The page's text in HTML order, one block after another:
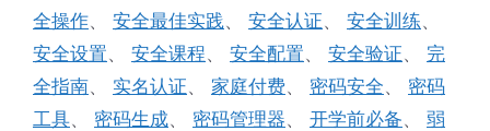
全操作、 安全最佳实践、 安全认证、 安全训练、
安全设置、 安全课程、 安全配置、 安全验证、 完
全指南、 实名认证、 家庭付费、 密码安全、 密码
工具、 密码生成、 密码管理器、 开学前必备、 弱